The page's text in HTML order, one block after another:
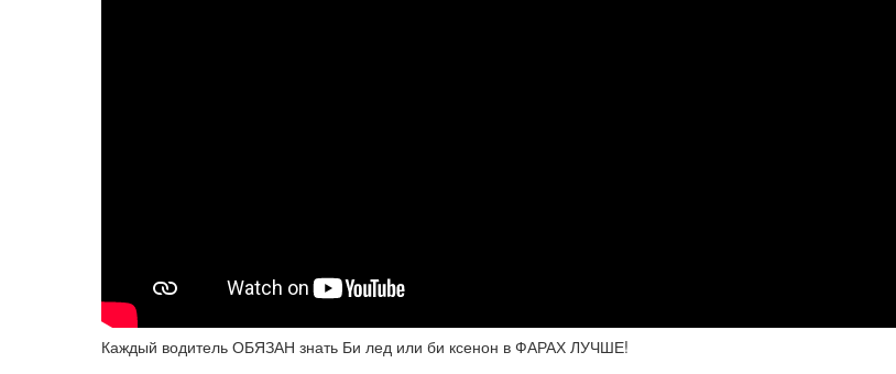
Каждый водитель ОБЯЗАН знать Би лед или би ксенон в ФАРАХ ЛУЧШЕ!